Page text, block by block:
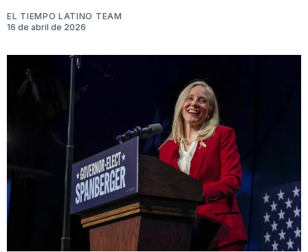
EL TIEMPO LATINO TEAM
16 de abril de 2026